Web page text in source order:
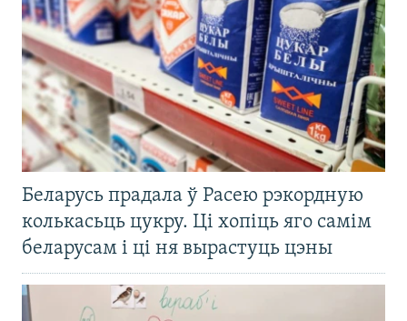
Беларусь прадала ў Расею рэкордную
колькасьць цукру. Ці хопіць яго самім
беларусам і ці ня вырастуць цэны